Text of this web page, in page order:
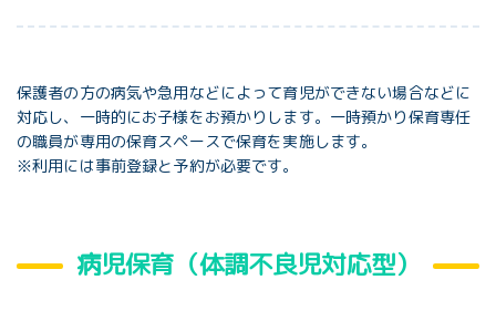
保護者の方の病気や急用などによって育児ができない場合などに
対応し、一時的にお子様をお預かりします。一時預かり保育専任
の職員が専用の保育スペースで保育を実施します。
※利用には事前登録と予約が必要です。
病児保育（体調不良児対応型）